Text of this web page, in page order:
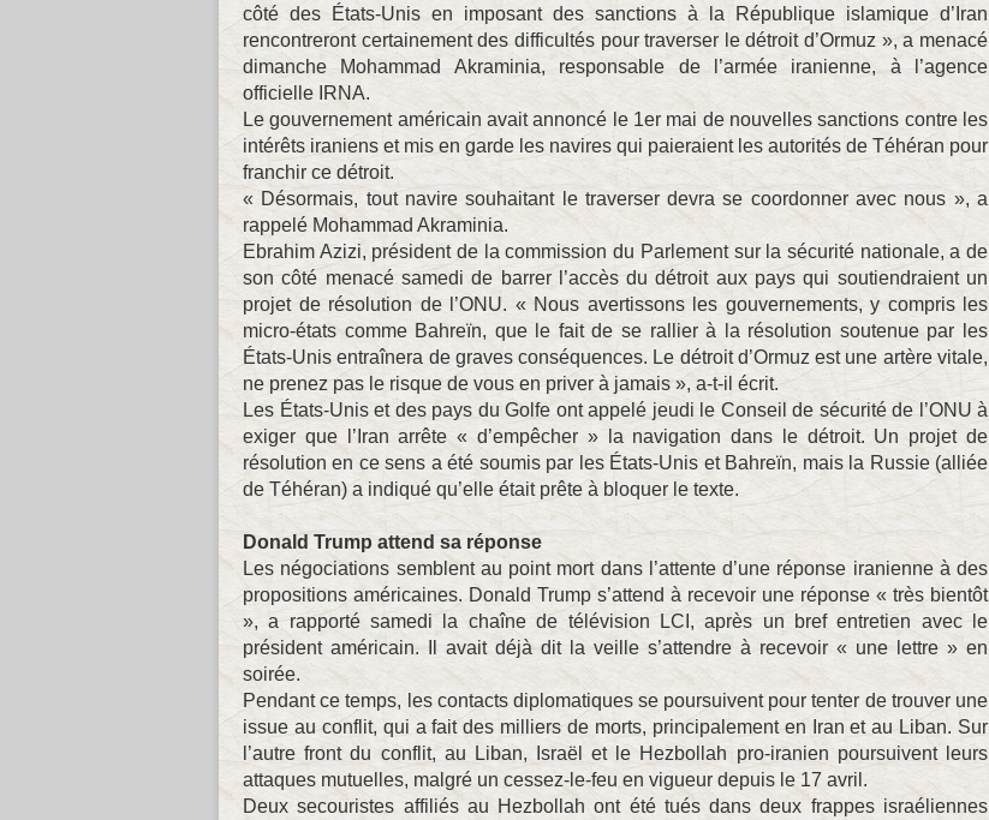
côté des États-Unis en imposant des sanctions à la République islamique d’Iran
rencontreront certainement des difficultés pour traverser le détroit d’Ormuz », a menacé
dimanche Mohammad Akraminia, responsable de l’armée iranienne, à l’agence
officielle IRNA.
Le gouvernement américain avait annoncé le 1er mai de nouvelles sanctions contre les
intérêts iraniens et mis en garde les navires qui paieraient les autorités de Téhéran pour
franchir ce détroit.
« Désormais, tout navire souhaitant le traverser devra se coordonner avec nous », a
rappelé Mohammad Akraminia.
Ebrahim Azizi, président de la commission du Parlement sur la sécurité nationale, a de
son côté menacé samedi de barrer l’accès du détroit aux pays qui soutiendraient un
projet de résolution de l’ONU. « Nous avertissons les gouvernements, y compris les
micro-états comme Bahreïn, que le fait de se rallier à la résolution soutenue par les
États-Unis entraînera de graves conséquences. Le détroit d’Ormuz est une artère vitale,
ne prenez pas le risque de vous en priver à jamais », a-t-il écrit.
Les États-Unis et des pays du Golfe ont appelé jeudi le Conseil de sécurité de l’ONU à
exiger que l’Iran arrête « d’empêcher » la navigation dans le détroit. Un projet de
résolution en ce sens a été soumis par les États-Unis et Bahreïn, mais la Russie (alliée
de Téhéran) a indiqué qu’elle était prête à bloquer le texte.
Donald Trump attend sa réponse
Les négociations semblent au point mort dans l’attente d’une réponse iranienne à des
propositions américaines. Donald Trump s’attend à recevoir une réponse « très bientôt
», a rapporté samedi la chaîne de télévision LCI, après un bref entretien avec le
président américain. Il avait déjà dit la veille s’attendre à recevoir « une lettre » en
soirée.
Pendant ce temps, les contacts diplomatiques se poursuivent pour tenter de trouver une
issue au conflit, qui a fait des milliers de morts, principalement en Iran et au Liban. Sur
l’autre front du conflit, au Liban, Israël et le Hezbollah pro-iranien poursuivent leurs
attaques mutuelles, malgré un cessez-le-feu en vigueur depuis le 17 avril.
Deux secouristes affiliés au Hezbollah ont été tués dans deux frappes israéliennes